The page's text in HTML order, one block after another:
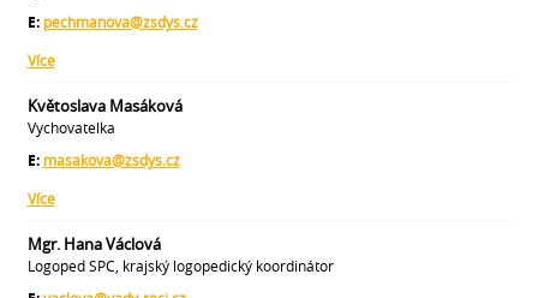
E: pechmanova@zsdys.cz
Více
Květoslava Masáková
Vychovatelka
E: masakova@zsdys.cz
Více
Mgr. Hana Václová
Logoped SPC, krajský logopedický koordinátor